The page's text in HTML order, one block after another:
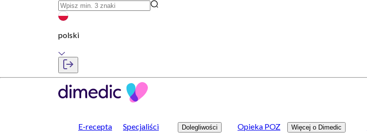
polski
E-recepta Specjaliści Dolegliwości Opieka POZ Więcej o Dimedic